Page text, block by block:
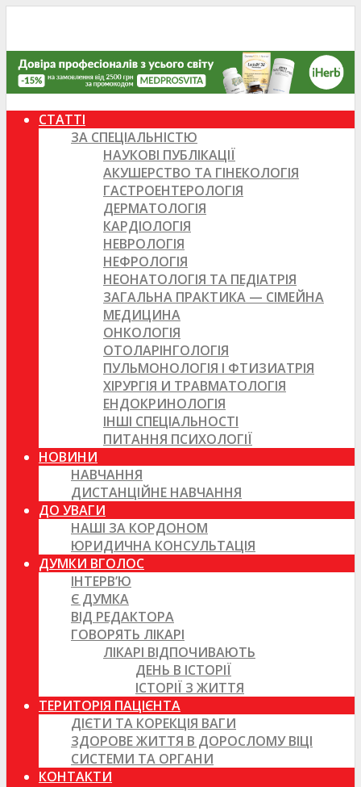
СТАТТІ
ЗА СПЕЦІАЛЬНІСТЮ
НАУКОВІ ПУБЛІКАЦІЇ
АКУШЕРСТВО ТА ГІНЕКОЛОГІЯ
ГАСТРОЕНТЕРОЛОГІЯ
ДЕРМАТОЛОГІЯ
КАРДІОЛОГІЯ
НЕВРОЛОГІЯ
НЕФРОЛОГІЯ
НЕОНАТОЛОГІЯ ТА ПЕДІАТРІЯ
ЗАГАЛЬНА ПРАКТИКА — СІМЕЙНА
МЕДИЦИНА
ОНКОЛОГІЯ
ОТОЛАРІНГОЛОГІЯ
ПУЛЬМОНОЛОГІЯ І ФТИЗИАТРІЯ
ХІРУРГІЯ И ТРАВМАТОЛОГІЯ
ЕНДОКРИНОЛОГІЯ
ІНШІ СПЕЦІАЛЬНОСТІ
ПИТАННЯ ПСИХОЛОГІЇ
НОВИНИ
НАВЧАННЯ
ДИСТАНЦІЙНЕ НАВЧАННЯ
ДО УВАГИ
НАШІ ЗА КОРДОНОМ
ЮРИДИЧНА КОНСУЛЬТАЦІЯ
ДУМКИ ВГОЛОС
ІНТЕРВ’Ю
Є ДУМКА
ВІД РЕДАКТОРА
ГОВОРЯТЬ ЛІКАРІ
ЛІКАРІ ВІДПОЧИВАЮТЬ
ДЕНЬ В ІСТОРІЇ
ІСТОРІЇ З ЖИТТЯ
ТЕРИТОРІЯ ПАЦІЄНТА
ДІЄТИ ТА КОРЕКЦІЯ ВАГИ
ЗДОРОВЕ ЖИТТЯ В ДОРОСЛОМУ ВІЦІ
СИСТЕМИ ТА ОРГАНИ
КОНТАКТИ